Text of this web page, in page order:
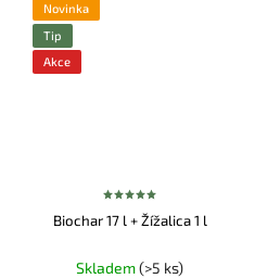
Novinka
Tip
Akce
Biochar 17 l + Žížalica 1 l
Skladem(>5 ks)